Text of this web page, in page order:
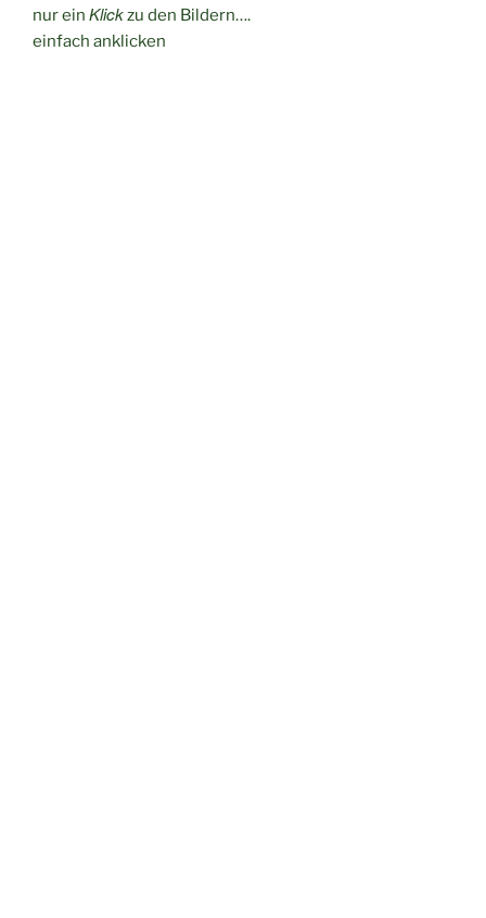
nur ein Klickzu den Bildern….
einfach anklicken